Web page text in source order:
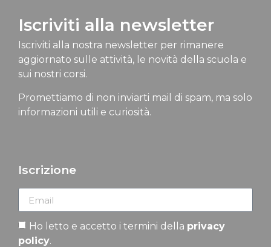
Iscriviti alla newsletter
Iscriviti alla nostra newsletter per rimanere
aggiornato sulle attività, le novità della scuola e
sui nostri corsi.
Promettiamo di non inviarti mail di spam, ma solo
informazioni utili e curiosità.
Iscrizione
Ho letto e accetto i termini della privacy
policy.